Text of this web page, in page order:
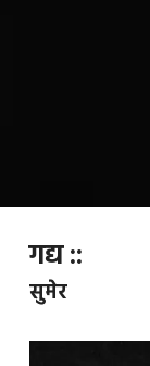
गद्य ::
सुमेर